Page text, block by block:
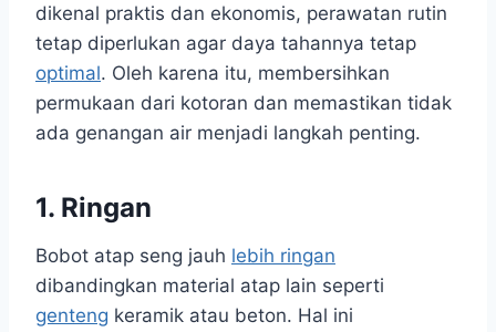
dikenal praktis dan ekonomis, perawatan rutin
tetap diperlukan agar daya tahannya tetap
optimal. Oleh karena itu, membersihkan
permukaan dari kotoran dan memastikan tidak
ada genangan air menjadi langkah penting.
1. Ringan
Bobot atap seng jauh lebih ringan
dibandingkan material atap lain seperti
genteng keramik atau beton. Hal ini